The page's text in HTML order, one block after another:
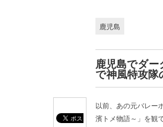
鹿児島
鹿児島でダー
で神風特攻隊
以前、あの元バレー
濱トメ物語～」を観